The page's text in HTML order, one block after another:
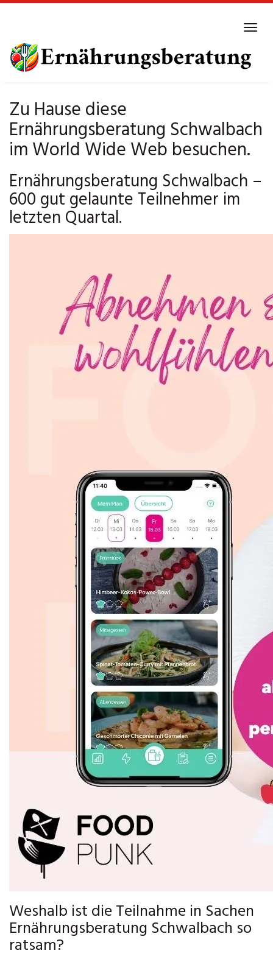
main
content
Zu Hause diese
Ernährungsberatung Schwalbach
im World Wide Web besuchen.
Ernährungsberatung Schwalbach –
600 gut gelaunte Teilnehmer im
letzten Quartal.
Weshalb ist die Teilnahme in Sachen
Ernährungsberatung Schwalbach so
ratsam?